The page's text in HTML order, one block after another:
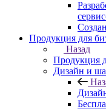
Продукция для
Назад
Продукция
Дизайн и